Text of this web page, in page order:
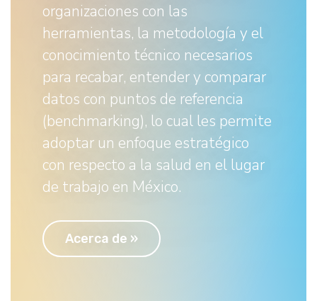
organizaciones con las
herramientas, la metodología y el
conocimiento técnico necesarios
para recabar, entender y comparar
datos con puntos de referencia
(benchmarking), lo cual les permite
adoptar un enfoque estratégico
con respecto a la salud en el lugar
de trabajo en México.
Acerca de »